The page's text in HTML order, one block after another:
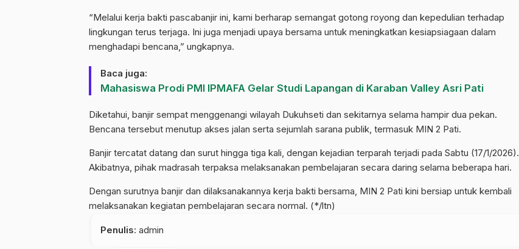
“Melalui kerja bakti pascabanjir ini, kami berharap semangat gotong royong dan kepedulian terhadap
lingkungan terus terjaga. Ini juga menjadi upaya bersama untuk meningkatkan kesiapsiagaan dalam
menghadapi bencana,” ungkapnya.
Baca juga:
Mahasiswa Prodi PMI IPMAFA Gelar Studi Lapangan di Karaban Valley Asri Pati
Diketahui, banjir sempat menggenangi wilayah Dukuhseti dan sekitarnya selama hampir dua pekan.
Bencana tersebut menutup akses jalan serta sejumlah sarana publik, termasuk MIN 2 Pati.
Banjir tercatat datang dan surut hingga tiga kali, dengan kejadian terparah terjadi pada Sabtu (17/1/2026).
Akibatnya, pihak madrasah terpaksa melaksanakan pembelajaran secara daring selama beberapa hari.
Dengan surutnya banjir dan dilaksanakannya kerja bakti bersama, MIN 2 Pati kini bersiap untuk kembali
melaksanakan kegiatan pembelajaran secara normal. (*/ltn)
Penulis: admin